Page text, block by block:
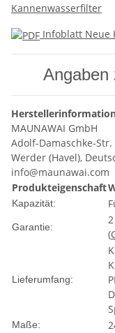
Kannenwasserfilter
Infoblatt Neue
Angaben
MAUNAWAI GmbH
Adolf-Damaschke-Str.
Werder (Havel),
info@maunawai.com
Produkteigenschaft
Kapazität:
Garantie:
(
Lieferumfang:
Maße: